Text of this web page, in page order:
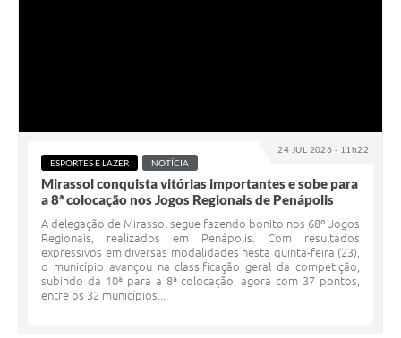
24 JUL 2026 - 11h22
ESPORTES E LAZER NOTÍCIA
Mirassol conquista vitórias importantes e sobe para
a 8ª colocação nos Jogos Regionais de Penápolis
A delegação de Mirassol segue fazendo bonito nos 68º Jogos
Regionais, realizados em Penápolis. Com resultados
expressivos em diversas modalidades nesta quinta-feira (23),
o município avançou na classificação geral da competição,
subindo da 10ª para a 8ª colocação, agora com 37 pontos,
entre os 32 municípios...